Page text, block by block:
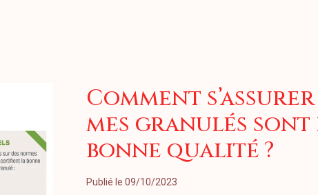
Comment
mes granulés sont
bonne qualité ?
Publié le 09/10/2023